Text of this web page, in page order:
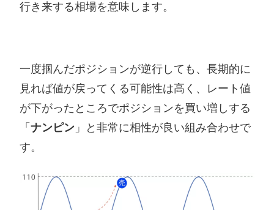
行き来する相場を意味します。
一度掴んだポジションが逆行しても、長期的に
見れば値が戻ってくる可能性は高く、レート値
が下がったところでポジションを買い増しする
「 ナンピン 」と非常に相性が良い組み合わせで
す。